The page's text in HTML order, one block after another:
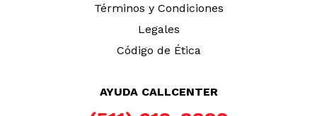
TAMBIÉN TE PUEDE INTERESAR